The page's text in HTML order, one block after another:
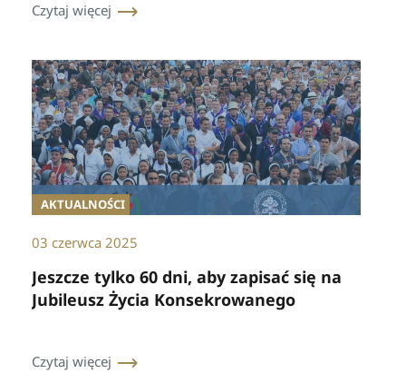
Czytaj więcej
AKTUALNOŚCI
03 czerwca 2025
Jeszcze tylko 60 dni, aby zapisać się na
Jubileusz Życia Konsekrowanego
Czytaj więcej